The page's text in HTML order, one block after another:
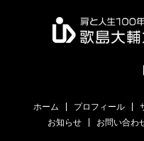
ホーム プロフィール
お知らせ
お問い合わ